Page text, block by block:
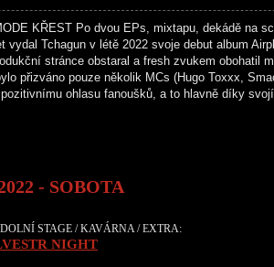
KŘEST Po dvou EPs, mixtapu, dekádě na
vydal Tchagun v létě 2022 svoje debut album
stránce obstaral a fresh zvukem obohatil
přizváno pouze několik MCs (Hugo Toxxx,
ohlasu fanoušků, a to hlavně díky
- SOBOTA
STAGE / KAVÁRNA / EXTRA:
NIGHT